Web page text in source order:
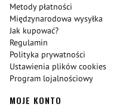
Metody płatności
Międzynarodowa wysyłka
Jak kupować?
Regulamin
Polityka prywatności
Ustawienia plików cookies
Program lojalnościowy
MOJE KONTO